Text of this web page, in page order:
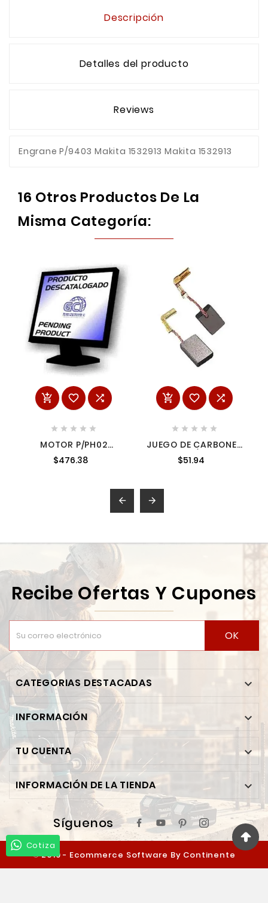
Descripción
Detalles del producto
Reviews
Engrane P/9403 Makita 1532913 Makita 1532913
16 Otros Productos De La
Misma Categoría:
  
    
MOTOR P/PH02
6299378 6299378
$476.38
  
    
JUEGO DE CARBONES
CB-458 P/GA4030
1950258
$51.94
 
Recibe Ofertas Y Cupones
OK
CATEGORIAS DESTACADAS 
INFORMACIÓN 
TU CUENTA 
INFORMACIÓN DE LA TIENDA 
Síguenos
© 2019 - Ecommerce Software By Continente
Ferretero™
Cotiza